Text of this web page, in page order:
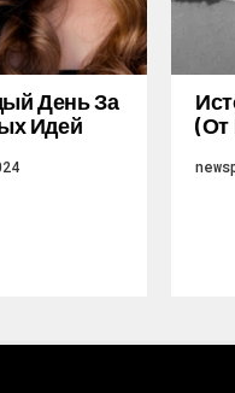
День За
Идей
(от